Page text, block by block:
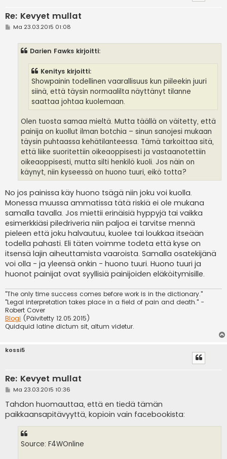
Re: Kevyet mullat
VMa 23.03.2015 01:08
Darien Fawks kirjoitti:
Kenitys kirjoitti:
Showpainin todellinen vaarallisuus kun piileekin juuri
siinä, että täysin normaalilta näyttänyt tilanne
saattaa johtaa kuolemaan.
Olen tuosta samaa mieltä. Mutta täällä on väitetty, että
painija on kuollut ilman botchia – sinun sanojesi mukaan
täysin puhtaassa kehätilanteessa. Tämä tarkoittaa sitä,
että liike suoritettiin oikeaoppisesti ja vastaanotettiin
oikeaoppisesti, mutta silti henkilö kuoli. Jos näin on
käynyt, niin kyseessä on huono tuuri, eikö totta?
No jos painissa käy huono tsägä niin joku voi kuolla.
Monessa muussa ammatissa tätä riskiä ei ole mukana
samalla tavalla. Jos miettii erinäisiä hyppyjä tai vaikka
esimerkkiäsi piledriveria niin paljoa ei tarvitse mennä
pieleen että joku halvautuu, kuolee tai loukkaa itseään
todella pahasti. Eli täten voimme todeta että kyse on
itsensä lajin aiheuttamista vaaroista. Samalla osatekijänä
voi olla - ja yleensä onkin - huono tuuri. Huono tuuri ja
huonot painijat ovat syyllisiä painijoiden eläköitymisille.
"The only time success comes before work is in the dictionary."
"Legal interpretation takes place in a field of pain and death." -
Robert Cover
Blogi (Päivitetty 12.05.2015)
Quidquid latine dictum sit, altum videtur.
kossi5
Re: Kevyet mullat
V
e
s
t
Ma 23.03.2015 10:36
Tahdon huomauttaa, että en tiedä tämän
paikkaansapitävyyttä, kopioin vain facebookista:
Source: F4WOnline